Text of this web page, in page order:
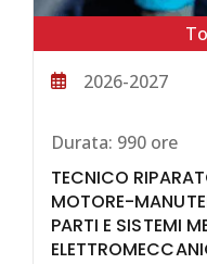
2026-2027
Durata: 990 ore
TECNICO
MOTORE-
PARTI E SISTEMI